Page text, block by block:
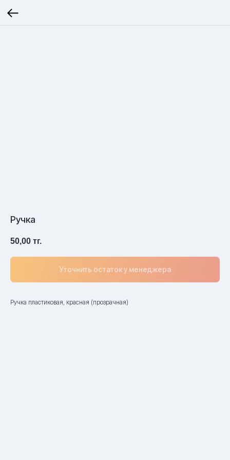
Ручка
50,00 тг.
Уточнить остаток у менеджера
Ручка пластиковая, красная (прозрачная)